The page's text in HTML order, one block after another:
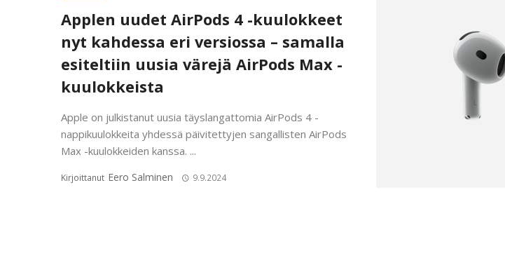
Applen uudet AirPods 4 -kuulokkeet
nyt kahdessa eri versiossa – samalla
esiteltiin uusia värejä AirPods Max -
kuulokkeista
Apple on julkistanut uusia täyslangattomia AirPods 4 -
nappikuulokkeita yhdessä päivitettyjen sangallisten AirPods
Max -kuulokkeiden kanssa. ...
Kirjoittanut Eero Salminen 9.9.2024